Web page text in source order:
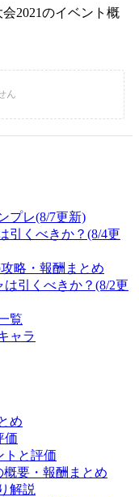
2021のイベント概
プレ(8/7更新)
引くべきか？(8/4更
略・報酬まとめ
引くべきか？(8/2更
覧
ャラ
め
価
トと評価
概要・報酬まとめ
解説